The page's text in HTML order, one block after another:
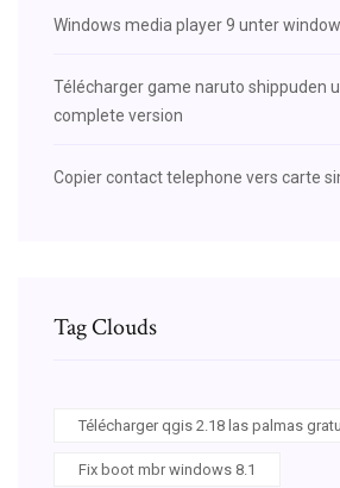
Windows media player 9 unter
Télécharger game naruto shippuden
complete version
Copier contact telephone vers carte
Tag Clouds
Télécharger qgis 2.18 las palmas
Fix boot mbr windows 8.1